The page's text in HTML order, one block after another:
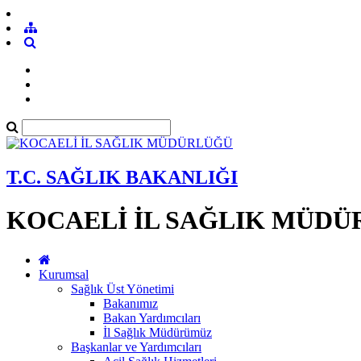
T.C. SAĞLIK BAKANLIĞI
KOCAELİ İL SAĞLIK
Kurumsal
Sağlık Üst Yönetimi
Bakanımız
Bakan Yardımcıları
İl Sağlık Müdürümüz
Başkanlar ve Yardımcıları